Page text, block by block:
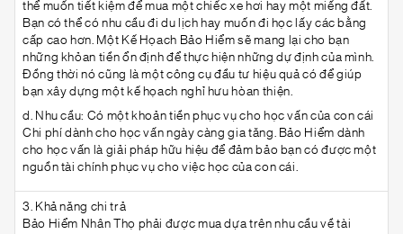
thể muốn tiết kiệm để mua một chiếc xe hơi hay một miếng đất.
Bạn có thể có nhu cầu đi du lịch hay muốn đi học lấy các bằng
cấp cao hơn. Một Kế Họach Bảo Hiểm sẽ mang lại cho bạn
những khỏan tiền ổn định để thực hiện những dự định của mình.
Đồng thời nó cũng là một công cụ đầu tư hiệu quả có để giúp
bạn xây dựng một kế họach nghỉ hưu hòan thiện.
d. Nhu cầu: Có một khoản tiền phục vụ cho học vấn của con cái
Chi phí dành cho học vấn ngày càng gia tăng. Bảo Hiểm dành
cho học vấn là giải pháp hữu hiệu để đảm bảo bạn có được một
nguồn tài chính phục vụ cho việc học của con cái.
3. Khả năng chi trả
Bảo Hiểm Nhân Thọ phải được mua dựa trên nhu cầu về tài